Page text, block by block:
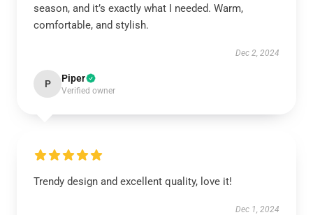
season, and it’s exactly what I needed. Warm,
comfortable, and stylish.
Dec 2, 2024
P Piper
Verified owner
Trendy design and excellent quality, love it!
Dec 1, 2024